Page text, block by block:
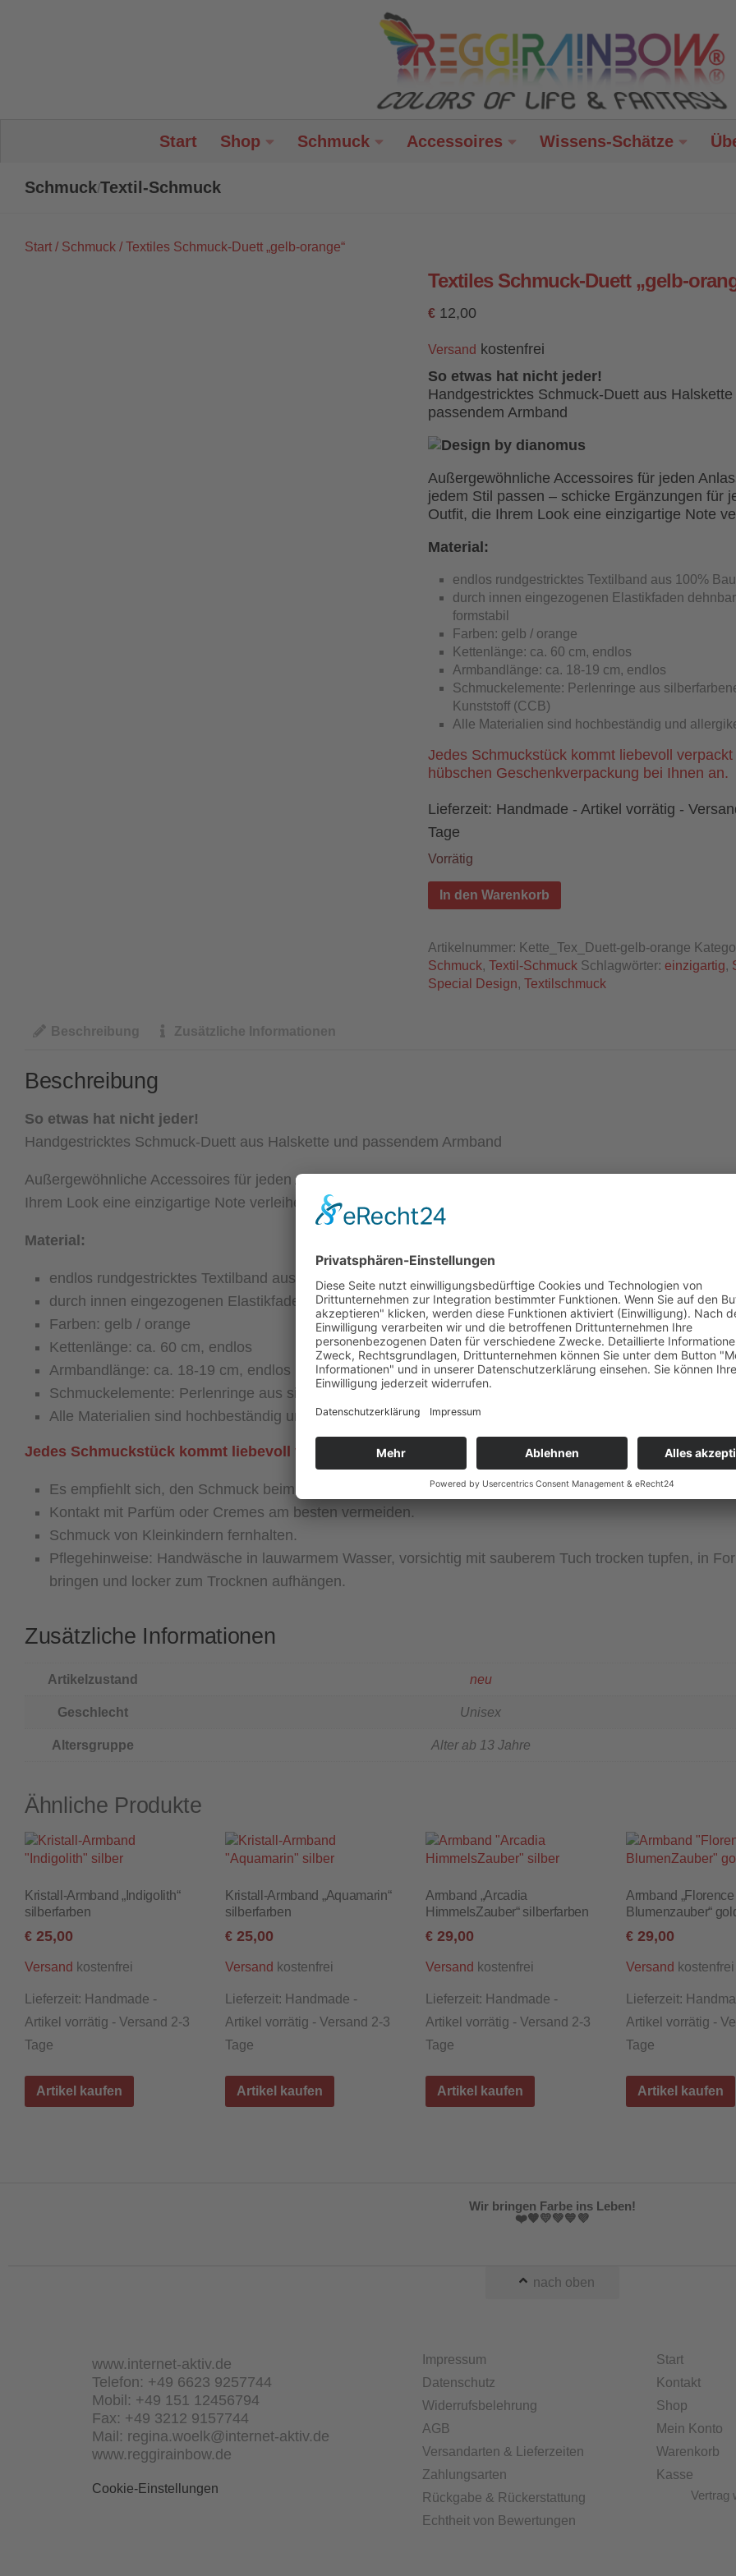
Start Shop Schmuck Accessoires Wissens-Schätze
Schmuck/Textil-Schmuck
Start / Schmuck / Textiles Schmuck-Duett „gelb-orange“
Textiles Schmuck-Duett „gelb-
€12,00
Versand kostenfrei
So etwas hat nicht jeder!
Handgestricktes Schmuck-Duett aus Halskette
passendem Armband
Außergewöhnliche Accessoires für jeden
jedem Stil passen – schicke Ergänzungen für
Outfit, die Ihrem Look eine einzigartige Note
Material:
endlos rundgestricktes Textilband aus 100%
durch innen eingezogenen Elastikfaden
formstabil
Farben: gelb / orange
Kettenlänge: ca. 60 cm, endlos
Armbandlänge: ca. 18-19 cm, endlos
Schmuckelemente: Perlenringe aus
Kunststoff (CCB)
Alle Materialien sind hochbeständig und
Jedes Schmuckstück kommt liebevoll
hübschen Geschenkverpackung bei Ihnen an.
Lieferzeit: Handmade - Artikel vorrätig -
Tage
Vorrätig
In den Warenkorb
Artikelnummer: Kette_Tex_Duett-gelb-orange
Schmuck, Textil-Schmuck Schlagwörter: einzigartig,
Special Design, Textilschmuck
Beschreibung Zusätzliche Informationen
Beschreibung
So etwas hat nicht jeder!
Handgestricktes Schmuck-Duett aus Halskette und passendem Armband
Außergewöhnliche Accessoires für jeden Anlass, die zu jedem Stil passen – schicke Ergänzungen für jedes
Ihrem Look eine einzigartige Note verleihen.
Material:
endlos rundgestricktes Textilband aus 100% Baumwolle
durch innen eingezogenen Elastikfaden dehnbar aber formstabil
Farben: gelb / orange
Kettenlänge: ca. 60 cm, endlos
Armbandlänge: ca. 18-19 cm, endlos
Schmuckelemente: Perlenringe aus silberfarbenemKunststoff (CCB)
Alle Materialien sind hochbeständig und allergikergeeignet
Jedes Schmuckstück kommt liebevoll verpackt in einer hübschen Geschenkverpackung bei Ihnen an
Es empfiehlt sich, den Schmuck beim Baden, Duschen, Abwaschen oder Schlafen abzunehmen.
Kontakt mit Parfüm oder Cremes am besten vermeiden.
Schmuck von Kleinkindern fernhalten.
Pflegehinweise: Handwäsche in lauwarmem Wasser, vorsichtig mit sauberem Tuch trocken tupfen, in
bringen und locker zum Trocknen aufhängen.
Zusätzliche Informationen
Artikelzustand neu
Geschlecht Unisex
Altersgruppe Alter ab 13 Jahre
Ähnliche Produkte
Kristall-Armband „Indigolith“
silberfarben
€ 25,00
Versand kostenfrei
Lieferzeit: Handmade -
Artikel vorrätig - Versand 2-3
Tage
Artikel kaufen
Kristall-Armband „Aquamarin“
silberfarben
€ 25,00
Versand kostenfrei
Lieferzeit: Handmade -
Artikel vorrätig - Versand 2-3
Tage
Artikel kaufen
Armband „Arcadia
HimmelsZauber“ silberfarben
€ 29,00
Versand kostenfrei
Lieferzeit: Handmade -
Artikel vorrätig - Versand 2-3
Tage
Artikel kaufen
Armband „Florence
Blumenzauber“
€ 29,00
Versand kostenfrei
Lieferzeit:
Artikel vorrätig -
Tage
Artikel kaufen
Wir bringen Farbe ins Leben!
❤️🧡💛💚💙💜
nach oben
www.internet-aktiv.de
Telefon: +49 6623 9257744
Mobil: +49 151 12456794
Fax: +49 3212 9157744
Mail: regina.woelk@internet-aktiv.de
www.reggirainbow.de
Cookie-Einstellungen
Impressum
Datenschutz
Widerrufsbelehrung
AGB
Versandarten & Lieferzeiten
Zahlungsarten
Rückgabe & Rückerstattung
Echtheit von Bewertungen
Start
Kontakt
Shop
Mein Konto
Warenkorb
Kasse
Vertrag